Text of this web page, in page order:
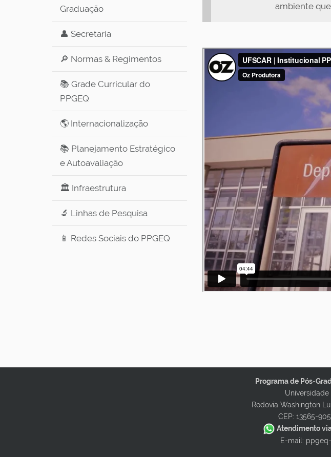
Graduação
👤 Secretaria
🔎 Normas & Regimentos
📚 Grade Curricular do
PPGEQ
🌎 Internacionalização
📚 Planejamento Estratégico
e Autoavaliação
🏛️ Infraestrutura
🔬 Linhas de Pesquisa
📱 Redes Sociais do PPGEQ
ambiente
Programa de Pós-
Rodovia Washington
CEP: 13565-
Atendimento
E-mail: